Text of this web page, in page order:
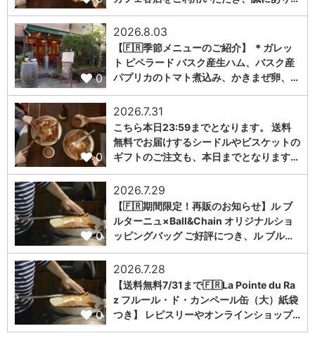
0
2026.8.03
【🇫🇷季節メニューのご紹介】 ＊ガレッ
ト ピペラード バスク産生ハム、バスク産
パプリカのトマト煮込み、かきまぜ卵、…
0
2026.7.31
こちら本日23:59までとなります。 送料
無料でお届けするシードルやビスケットの
ギフトのご注文も、本日までとなります…
0
2026.7.29
【🇫🇷期間限定！再販のお知らせ】ル ブ
ルターニュ×Ball&Chain オリジナルショ
ッピングバッグ ご好評につき、ル ブル…
0
2026.7.28
【送料無料7/31まで🇫🇷La Pointe du Ra
z フルール・ド・カンペール缶（大）紙袋
つき】 レピスリーやオンラインショップ…